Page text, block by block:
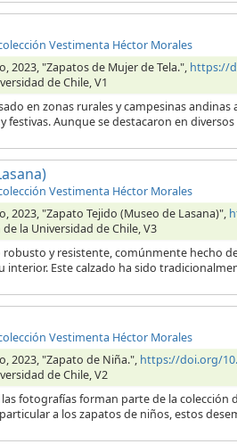
Vestimenta Héctor Morales
2023, "Zapatos de Mujer de Tela.", https://
de Chile, V1
en zonas rurales y campesinas
festivas. Aunque se destacaron en
Vestimenta Héctor Morales
2023, "Zapato Tejido (Museo de Lasana)",
la Universidad de Chile, V3
robusto y resistente, comúnmente hecho
Este calzado ha sido
Vestimenta Héctor Morales
2023, "Zapato de Niña.", https://doi.org/
de Chile, V2
fotografías forman parte de la colección
a los zapatos de niños, estos